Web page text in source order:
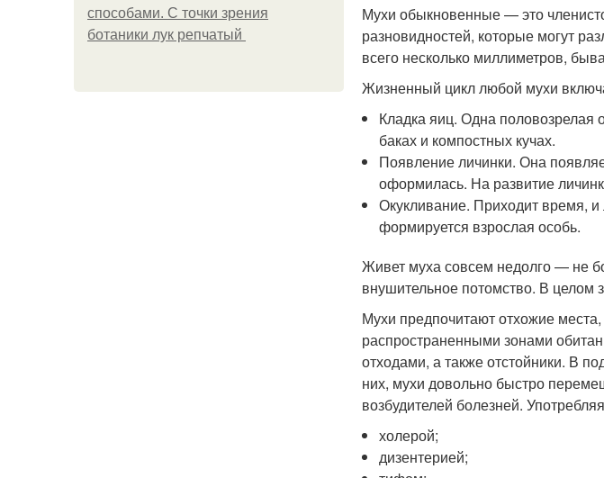
способами. С точки зрения
ботаники лук репчатый
Мухи обыкновенные — это
разновидностей, которые могут
всего несколько миллиметров,
Жизненный цикл любой мухи
Кладка яиц. Одна половозрелая
баках и компостных кучах.
Появление личинки. Она
оформилась. На развитие
Окукливание. Приходит время, и
формируется взрослая особь.
Живет муха совсем недолго — не
внушительное потомство. В целом
Мухи предпочитают отхожие
распространенными зонами
отходами, а также отстойники. В
них, мухи довольно быстро
возбудителей болезней.
холерой;
дизентерией;